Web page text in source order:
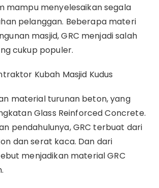
mampu menyelesaikan segala
pelanggan. Beberapa materi
masjid, GRC menjadi salah
cukup populer.
Kubah Masjid Kudus
material turunan beton, yang
Glass Reinforced Concrete.
pendahulunya, GRC terbuat dari
dan serat kaca. Dan dari
menjadikan material GRC